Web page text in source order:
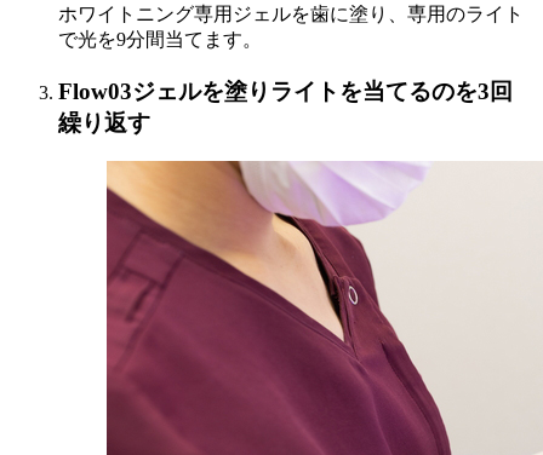
ホワイトニング専用ジェルを歯に塗り、専用のライト
で光を9分間当てます。
Flow03ジェルを塗りライトを当てるのを3回
繰り返す